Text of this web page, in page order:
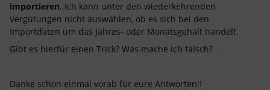
importieren. Ich kann unter den wiederkehrenden
Vergütungen nicht auswählen, ob es sich bei den
Importdaten um das Jahres- oder Monatsgehalt handelt.
Gibt es hierfür einen Trick? Was mache ich falsch?
Danke schon einmal vorab für eure Antworten!!